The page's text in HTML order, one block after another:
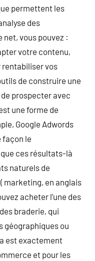
permettent les
des
vous pouvez :
votre contenu,
vos
de construire une
prospecter avec
une forme de
Google Adwords
façon le
ces résultats-là
naturels de
marketing, en anglais
acheter l’une des
braderie, qui
géographiques ou
est exactement
et pour les